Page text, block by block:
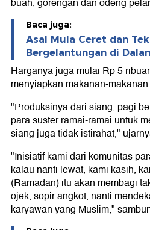
buah, gorengan dan odeng
Baca juga:
Asal Mula Ceret dan
Bergelantungan di
Harganya juga mulai Rp 5
menyiapkan makanan-
"Produksinya dari siang, pagi
para suster ramai-ramai untuk
siang juga tidak istirahat,"
"Inisiatif kami dari komunitas
kalau nanti lewat, kami kasih,
(Ramadan) itu akan membagi
ojek, sopir angkot, nanti
karyawan yang Muslim,"